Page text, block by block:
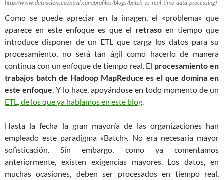
http://www.datasciencecentral.com/profiles/blogs/batch-vs-real-time-data-processing)
Como se puede apreciar en la imagen, el «problema» que
aparece en este enfoque es que el retraso en tiempo que
introduce disponer de un ETL que carga los datos para su
procesamiento, no será tan ágil como hacerlo de manera
continua con un enfoque de tiempo real. El procesamiento en
trabajos batch de Hadoop MapReduce es el que domina en
este enfoque. Y lo hace, apoyándose en todo momento de un
ETL, de los que ya hablamos en este blog.
Hasta la fecha la gran mayoría de las organizaciones han
empleado este paradigma «Batch». No era necesaria mayor
sofisticación. Sin embargo, como ya comentamos
anteriormente, existen exigencias mayores. Los datos, en
muchas ocasiones, deben ser procesados en tiempo real,